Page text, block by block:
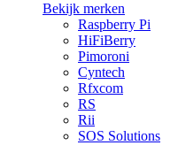
Bekijk merken
Raspberry Pi
HiFiBerry
Pimoroni
Cyntech
Rfxcom
RS
Rii
SOS Solutions